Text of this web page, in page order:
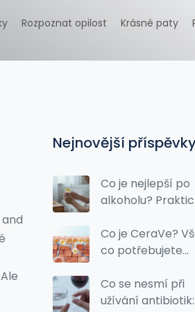
Rozpoznat opilost Krásné paty
Nejnovější
Co je nejlepší po
alkoholu?
těla
Co je CeraVe?
co potřebujete
dermokosmetice
Co se nesmí při
užívání antibiotik: